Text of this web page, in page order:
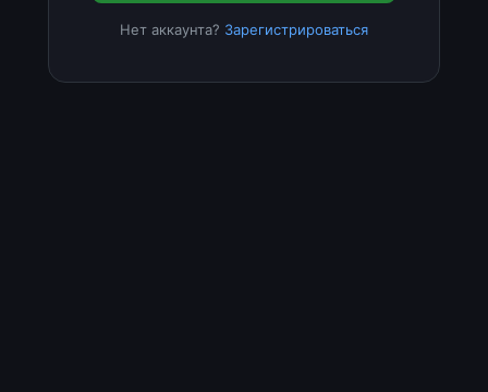
Нет аккаунта? Зарегистрироваться